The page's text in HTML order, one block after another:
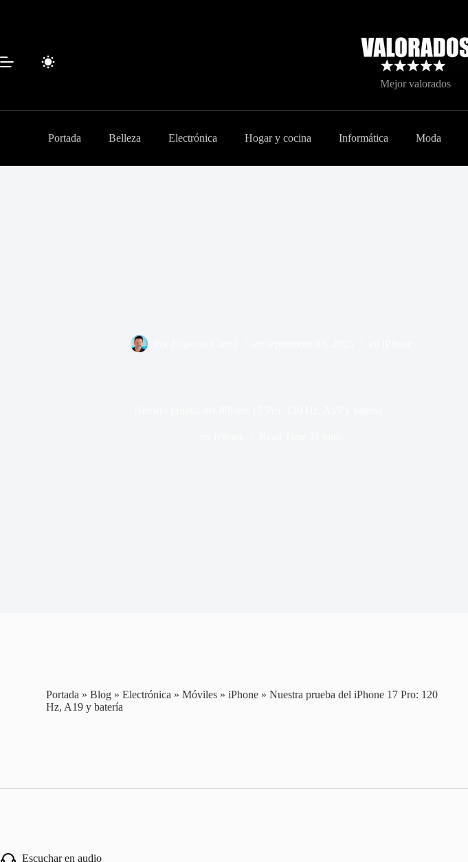
Mejor valorados
Portada Belleza Electrónica Hogar y cocina Informática Moda
Portada »Blog »Electrónica »Móviles »iPhone »Nuestra prueba del iPhone 17 Pro: 120
Hz, A19 y batería
Escuchar en audio